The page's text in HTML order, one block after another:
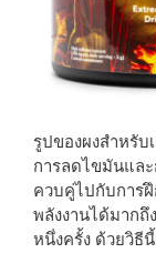
รูปของผงสำหรับ
การลดไขมันและ
ควบคู่ไปกับการ
พลังงานได้มากถึ
หนึ่งครั้ง ด้วยวิธี